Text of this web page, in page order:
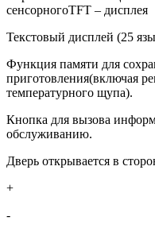
сенсорногоTFT – дисплея
Текстовый дисплей (25
Функция памяти для
приготовления(включая
температурного щупа).
Кнопка для вызова
обслуживанию.
Дверь открывается в
+
-